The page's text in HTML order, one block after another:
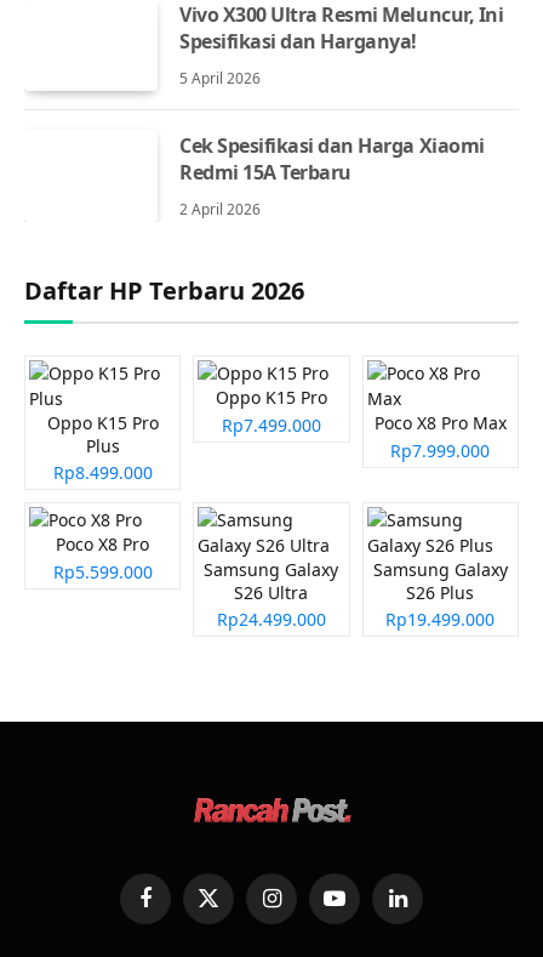
Vivo X300 Ultra Resmi Meluncur, Ini
Spesifikasi dan Harganya!
5 April 2026
Cek Spesifikasi dan Harga Xiaomi
Redmi 15A Terbaru
2 April 2026
Daftar HP Terbaru 2026
Oppo K15 Pro
Plus
Rp8.499.000
Oppo K15 Pro
Rp7.499.000
Poco X8 Pro Max
Rp7.999.000
Poco X8 Pro
Rp5.599.000
Samsung Galaxy
S26 Ultra
Rp24.499.000
Samsung Galaxy
S26 Plus
Rp19.499.000
FacebookX
(Twitter)
InstagramYouTubeLinkedIn